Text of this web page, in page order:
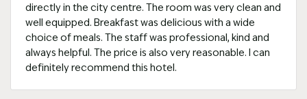
directly in the city centre. The room was very clean and
well equipped. Breakfast was delicious with a wide
choice of meals. The staff was professional, kind and
always helpful. The price is also very reasonable. I can
definitely recommend this hotel.